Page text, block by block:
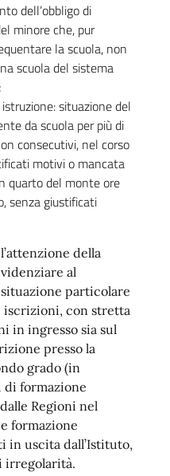
dell’obbligo di
minore che, pur
la scuola, non
scuola del sistema
situazione del
da scuola per più di
consecutivi, nel corso
motivi o mancata
quarto del monte ore
senza giustificati
della
al
particolare
iscrizioni, con stretta
in ingresso sia sul
presso la
grado (in
formazione
Regioni nel
formazione
in uscita dall’Istituto,
irregolarità.